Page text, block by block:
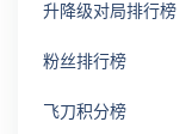
升降级对局排行榜
粉丝排行榜
飞刀积分榜